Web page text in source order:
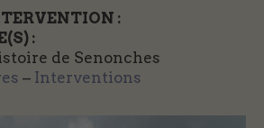
:
:
de Senonches
– Interventions